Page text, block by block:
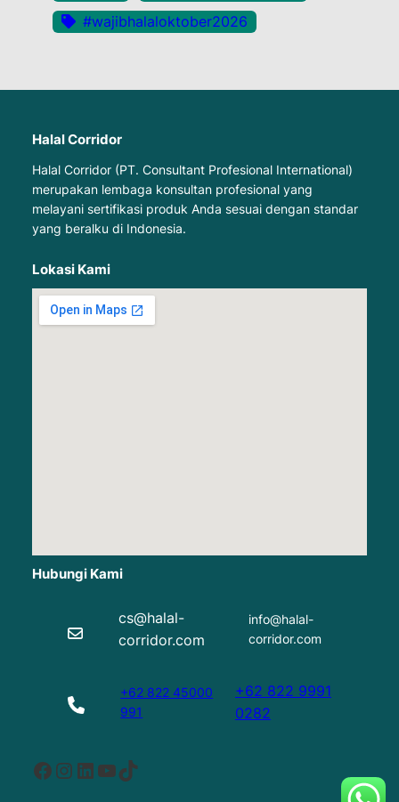
#wajibhalaloktober2026
Halal Corridor
Halal Corridor (PT. Consultant Profesional International)
merupakan lembaga konsultan profesional yang
melayani sertifikasi produk Anda sesuai dengan standar
yang beralku di Indonesia.
Lokasi Kami
Hubungi Kami
cs@halal-
corridor.com
info@halal-
corridor.com
+62 822 45000
991
+62 822 9991
0282
Facebook Instagram LinkedIn YouTube TikTok